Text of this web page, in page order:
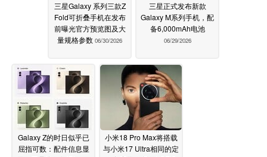
三星Galaxy 系列三款Z
Fold可折叠手机在发布
前曝光官方预览图及大
量规格参数 06/30/2026
三星正式发布新款
Galaxy M系列手机，配
备6,000mAh电池
06/29/2026
Galaxy Z的时日似乎已
屈指可数：配件信息显
小米18 Pro Max将搭载
与小米17 Ultra相同的定